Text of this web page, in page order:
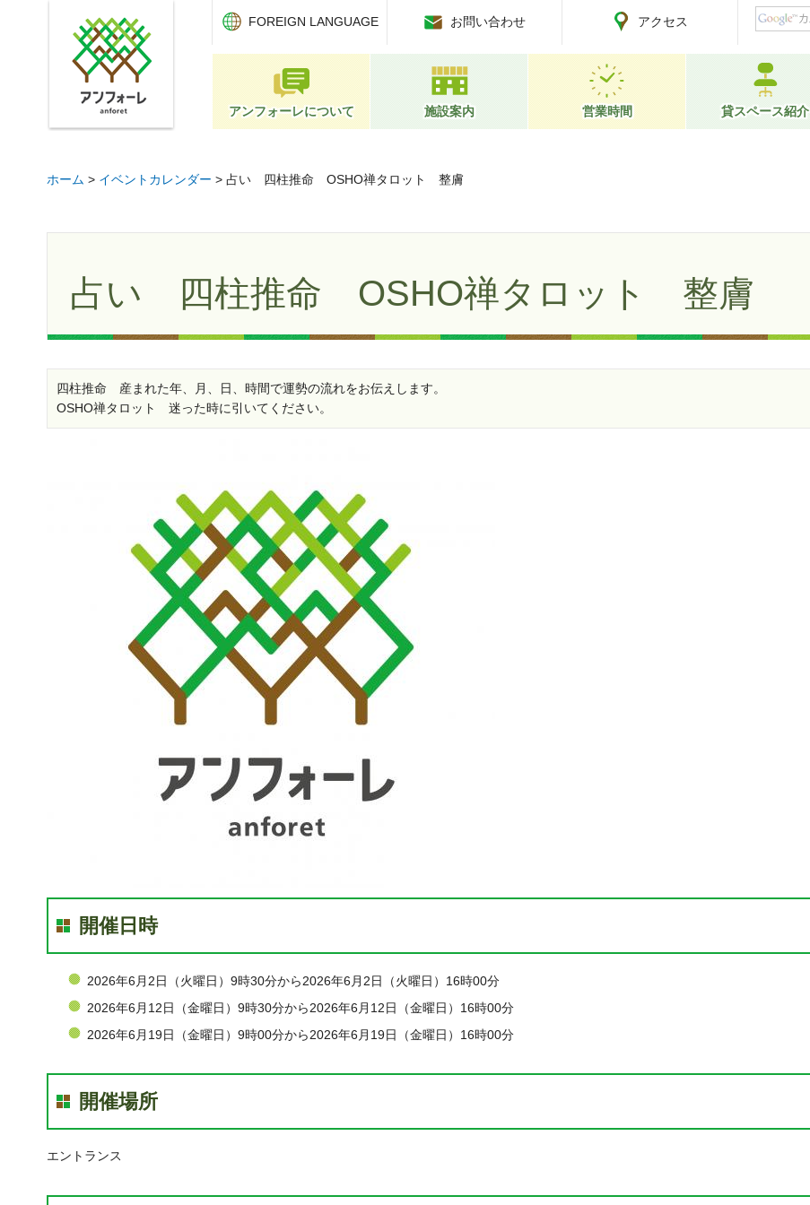
アンフォーレ
FOREIGN LANGUAGE
お問い合わせ アクセス
アンフォーレについて 施設案内 営業時間 貸スペース紹介
ホーム > イベントカレンダー > 占い 四柱推命 OSHO禅タロット 整膚
占い 四柱推命 OSHO禅タロット 整膚
四柱推命 産まれた年、月、日、時間で運勢の流れをお伝えします。
OSHO禅タロット 迷った時に引いてください。
開催日時
2026年6月2日（火曜日）9時30分から2026年6月2日（火曜日）16時00分
2026年6月12日（金曜日）9時30分から2026年6月12日（金曜日）16時00分
2026年6月19日（金曜日）9時00分から2026年6月19日（金曜日）16時00分
開催場所
エントランス